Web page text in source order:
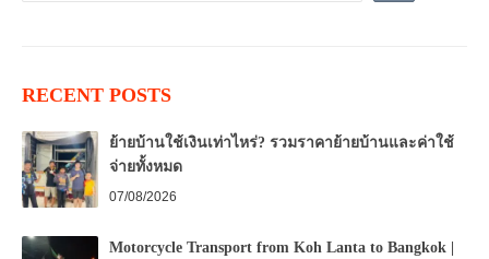
RECENT POSTS
ย้ายบ้านใช้เงินเท่าไหร่? รวมราคาย้ายบ้านและค่าใช้
จ่ายทั้งหมด
07/08/2026
Motorcycle Transport from Koh Lanta to Bangkok |